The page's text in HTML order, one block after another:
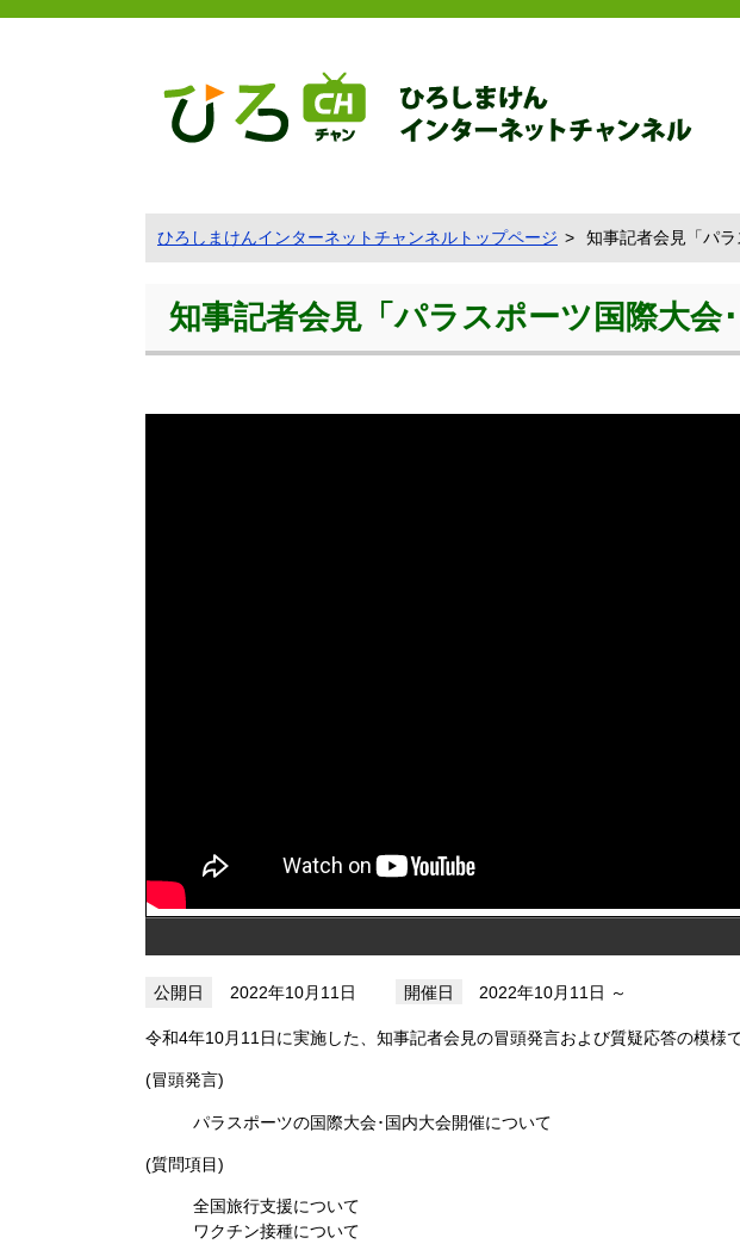
ひろしまけんインターネットチャンネルトップページ 知事記者会見「パラ
知事記者会見「パラスポーツ国際大会
2022年10月11日 2022年10月11日
令和4年10月11日に実施した、知事記者会見の冒頭発言および質疑応答の模様で
(冒頭発言)
パラスポーツの国際大会･国内大会開催について
(質問項目)
全国旅行支援について
ワクチン接種について